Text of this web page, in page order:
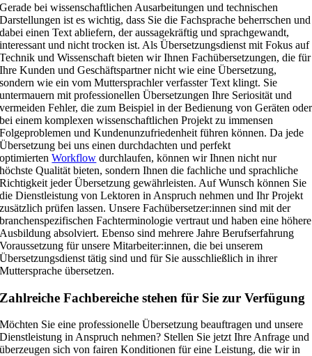
Gerade bei wissenschaftlichen Ausarbeitungen und technischen
Darstellungen ist es wichtig, dass Sie die Fachsprache beherrschen und
dabei einen Text abliefern, der aussagekräftig und sprachgewandt,
interessant und nicht trocken ist. Als Übersetzungsdienst mit Fokus auf
Technik und Wissenschaft bieten wir Ihnen Fachübersetzungen, die für
Ihre Kunden und Geschäftspartner nicht wie eine Übersetzung,
sondern wie ein vom Muttersprachler verfasster Text klingt. Sie
untermauern mit professionellen Übersetzungen Ihre Seriosität und
vermeiden Fehler, die zum Beispiel in der Bedienung von Geräten oder
bei einem komplexen wissenschaftlichen Projekt zu immensen
Folgeproblemen und Kundenunzufriedenheit führen können. Da jede
Übersetzung bei uns einen durchdachten und perfekt
optimiertenWorkflow durchlaufen, können wir Ihnen nicht nur
höchste Qualität bieten, sondern Ihnen die fachliche und sprachliche
Richtigkeit jeder Übersetzung gewährleisten. Auf Wunsch können Sie
die Dienstleistung von Lektoren in Anspruch nehmen und Ihr Projekt
zusätzlich prüfen lassen. Unsere Fachübersetzer:innen sind mit der
branchenspezifischen Fachterminologie vertraut und haben eine höhere
Ausbildung absolviert. Ebenso sind mehrere Jahre Berufserfahrung
Voraussetzung für unsere Mitarbeiter:innen, die bei unserem
Übersetzungsdienst tätig sind und für Sie ausschließlich in ihrer
Muttersprache übersetzen.
Zahlreiche Fachbereiche stehen für Sie zur Verfügung
Möchten Sie eine professionelle Übersetzung beauftragen und unsere
Dienstleistung in Anspruch nehmen? Stellen Sie jetzt Ihre Anfrage und
überzeugen sich von fairen Konditionen für eine Leistung, die wir in